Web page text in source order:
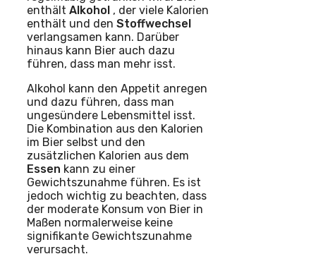
enthält Alkohol , der viele Kalorien
enthält und den Stoffwechsel
verlangsamen kann. Darüber
hinaus kann Bier auch dazu
führen, dass man mehr isst.
Alkohol kann den Appetit anregen
und dazu führen, dass man
ungesündere Lebensmittel isst.
Die Kombination aus den Kalorien
im Bier selbst und den
zusätzlichen Kalorien aus dem
Essen kann zu einer
Gewichtszunahme führen. Es ist
jedoch wichtig zu beachten, dass
der moderate Konsum von Bier in
Maßen normalerweise keine
signifikante Gewichtszunahme
verursacht.